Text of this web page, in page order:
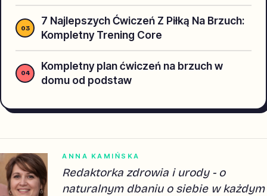
7 Najlepszych Ćwiczeń Z Piłką Na Brzuch:
Kompletny Trening Core
Kompletny plan ćwiczeń na brzuch w
domu od podstaw
ANNA KAMIŃSKA
Redaktorka zdrowia i urody - o
naturalnym dbaniu o siebie w każdym